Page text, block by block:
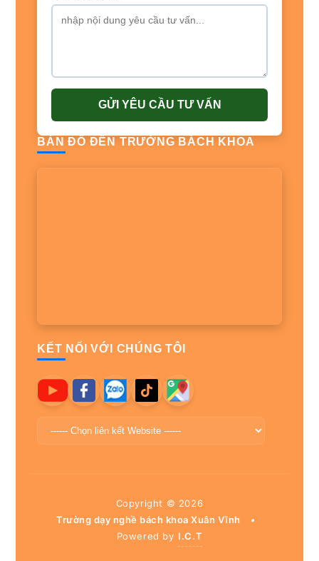
GỬI YÊU CẦU TƯ VẤN
BẢN ĐỒ ĐẾN TRƯỜNG BÁCH KHOA
KẾT NỐI VỚI CHÚNG TÔI
Copyright © 2026
Trường dạy nghề bách khoa Xuân Vĩnh
•
Powered by I.C.T